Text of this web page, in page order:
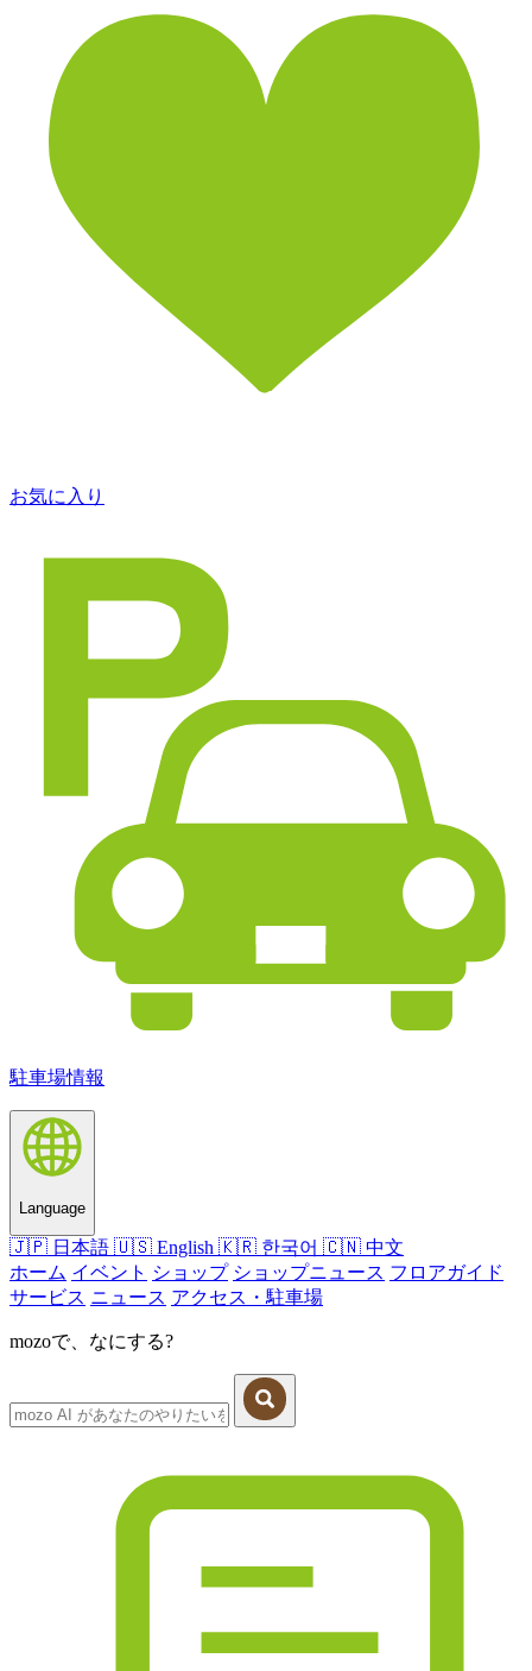
お気に入り
駐車場情報
Language
🇯🇵 日本語 🇺🇸 English 🇰🇷 한국어 🇨🇳 中文
ホーム イベント ショップ ショップニュース フロアガイド
サービス ニュース アクセス・駐車場
mozoで、なにする?